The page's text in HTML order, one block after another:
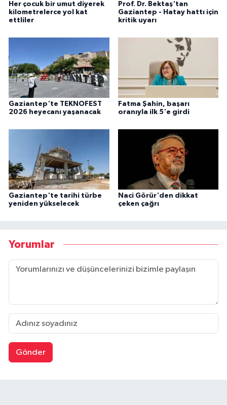
Her çocuk bir umut diyerek
kilometrelerce yol kat
ettliler
Prof. Dr. Bektaş'tan
Gaziantep - Hatay hattı için
kritik uyarı
Gaziantep'te TEKNOFEST
2026 heyecanı yaşanacak
Fatma Şahin, başarı
oranıyla ilk 5'e girdi
Gaziantep'te tarihi türbe
yeniden yükselecek
Naci Görür'den dikkat
çeken çağrı
Yorumlar
Gönder